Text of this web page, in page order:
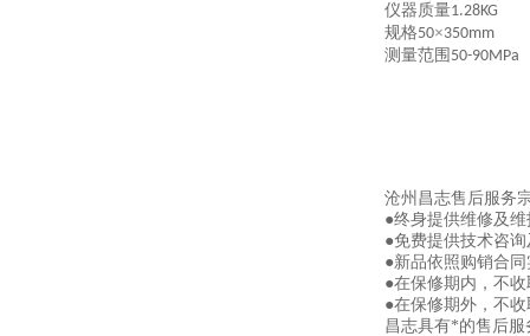
仪器质量1.28KG
规格50×350mm
测量范围 50-90MPa
沧州昌志售后服务
●终身提供维修及
●免费提供技术咨
●新品依照购销合
●在保修期内，不
●在保修期外，不
昌志具有*的售后